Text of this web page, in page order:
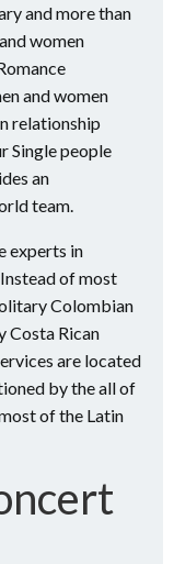
and more than
women
and women
relationship
Single people
an
team.
experts in
of most
Colombian
Costa Rican
are located
by the all of
of the Latin